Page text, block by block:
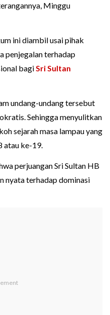
Minggu
ini diambil usai pihak
penjegalan terhadap
bagiSri Sultan
undang-undang tersebut
Sehingga menyulitkan
sejarah masa lampau yang
atau ke-19.
perjuangan Sri Sultan HB
nyata terhadap dominasi